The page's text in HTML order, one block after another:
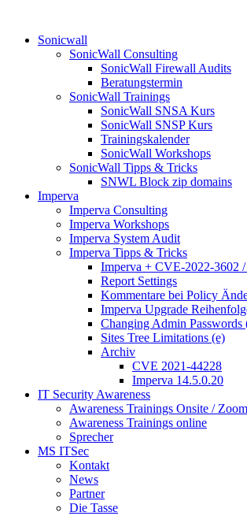
Sonicwall
SonicWall Consulting
SonicWall Firewall Audits
Beratungstermin
SonicWall Trainings
SonicWall SNSA Kurs
SonicWall SNSP Kurs
Trainingskalender
SonicWall Workshops
SonicWall Tipps & Tricks
SNWL Block zip domains
Imperva
Imperva Consulting
Imperva Workshops
Imperva System Audit
Imperva Tipps & Tricks
Imperva + CVE-2022-3602
Report Settings
Kommentare bei Policy
Imperva Upgrade
Changing Admin Passwords
Sites Tree Limitations (e)
Archiv
CVE 2021-44228
Imperva 14.5.0.20
IT Security Awareness
Awareness Trainings Onsite / Zoom
Awareness Trainings online
Sprecher
MS ITSec
Kontakt
News
Partner
Die Tasse